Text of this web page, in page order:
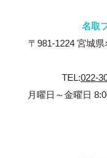
名取
〒981-1224 宮城
TEL:022-
月曜日～金曜日